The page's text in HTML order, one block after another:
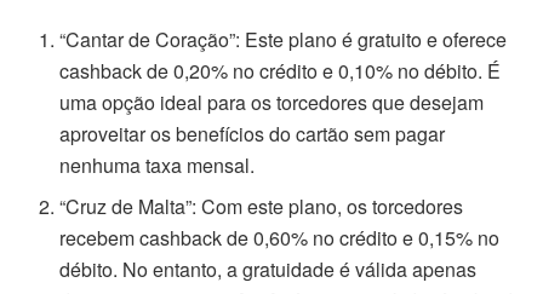
“Cantar de Coração”: Este plano é gratuito e oferece
cashback de 0,20% no crédito e 0,10% no débito. É
uma opção ideal para os torcedores que desejam
aproveitar os benefícios do cartão sem pagar
nenhuma taxa mensal.
“Cruz de Malta”: Com este plano, os torcedores
recebem cashback de 0,60% no crédito e 0,15% no
débito. No entanto, a gratuidade é válida apenas